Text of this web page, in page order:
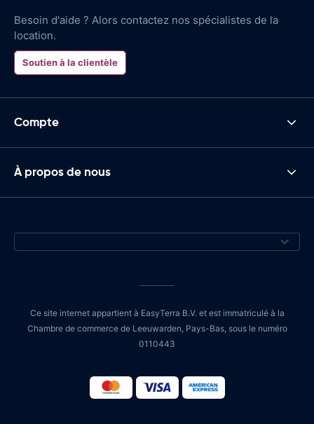
Besoin d'aide ? Alors contactez nos spécialistes de la
location.
Soutien à la clientèle
Compte
À propos de nous
Ce site internet appartient à EasyTerra B.V. et est immatriculé à la
Chambre de commerce de Leeuwarden, Pays-Bas, sous le numéro
0110443